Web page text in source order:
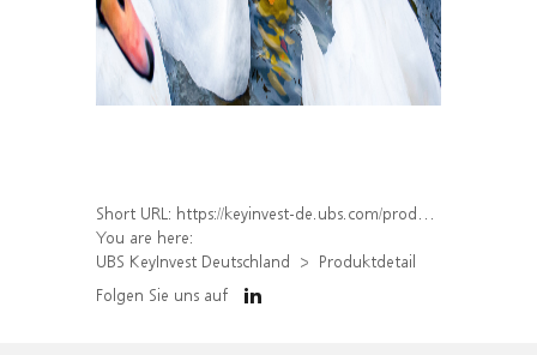
Short URL: https://keyinvest-de.ubs.com/produkt/detail/index/isin/DE000WA41CQ5
You are here:
UBS KeyInvest Deutschland
Produktdetail
Folgen Sie uns auf